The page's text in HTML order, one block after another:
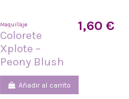
Maquillaje
Colorete
Xplote –
Peony Blush
1,60 €
Añadir al carrito